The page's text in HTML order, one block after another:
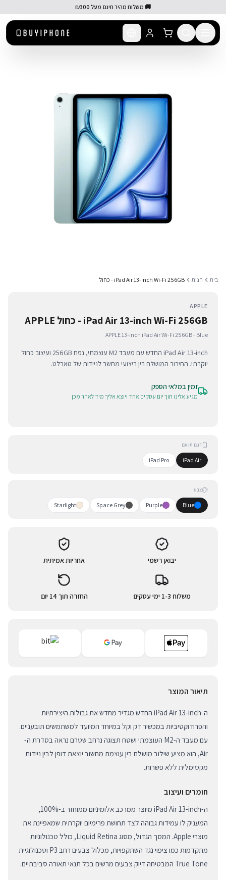
🚚 משלוח מהיר חינם מעל ₪300
בית חנות iPad Air 13-inch Wi-Fi 256GB - כחול
APPLE
iPad Air 13-inch Wi-Fi 256GB - כחול APPLE
APPLE 13-inch iPad Air Wi-Fi 256GB - Blue
iPad Air 13-inch החדש עם מעבד M2 עוצמתי, נפח 256GB ועיצוב כחול
יוקרתי. החיבור המושלם בין ביצועי מחשב לניידות של טאבלט.
זמין במלאי הספק
מגיע אלינו תוך יום עסקים אחד ויוצא אליך מיד לאחר מכן
דגם תואם
iPad Air
iPad Pro
צבע
Blue
Purple
Space Grey
Starlight
יבואן רשמי אחריות אמיתית
משלוח 1-3 ימי עסקים החזרה תוך 14 יום
תיאור המוצר
ה-iPad Air 13-inch החדש מגדיר מחדש את גבולות היצירתיות
והפרודוקטיביות במכשיר דק וקל במיוחד המיועד למשתמשים תובעניים.
עם מעבד ה-M2 העוצמתי ושטח תצוגה נרחב שטרם נראה בסדרת ה-
Air, הוא מציע שילוב מושלם בין עוצמת מחשוב יוצאת דופן לבין ניידות
מקסימלית ללא פשרות.
חומרים ועיצוב
ה-iPad Air 13-inch מיוצר ממרכב אלומיניום ממוחזר ב-100%,
המעניק לו עמידות גבוהה לצד תחושת פרימיום יוקרתית שמאפיינת את
מוצרי Apple. המסך הגדול, מסוג Liquid Retina, כולל טכנולוגיות
מתקדמות כמו ציפוי נגד השתקפויות, מכלול צבעים רחב P3 וטכנולוגיית
True Tone המבטיחה דיוק צבעים מרשים בכל תנאי תאורה סביבתיים.